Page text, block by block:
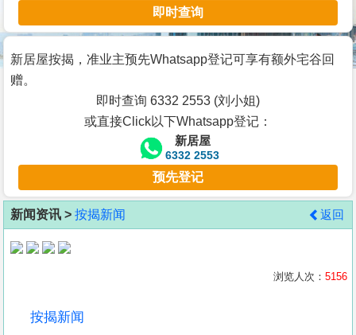
宅
谷
按
客
地
产
即时查询
新居屋按揭，准业主预先Whatsapp登记可享有额外宅谷回
赠。
即时查询 6332 2553 (刘小姐)
或直接Click以下Whatsapp登记：
新居屋
6332 2553
预先登记
新闻资讯 > 按揭新闻 返回
浏览人次： 5156
按揭新闻